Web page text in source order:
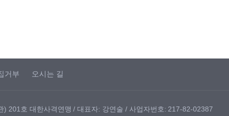
거부 오시는 길
201호 대한사격연맹 / 대표자: 강연술 / 사업자번호: 217-82-02387